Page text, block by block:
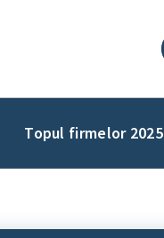
Topul firmelor 2025